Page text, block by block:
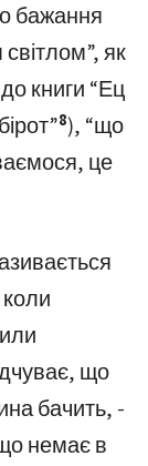
бажання
як
до книги “Ец
8), “що
це
коли
що
бачить, -
немає в